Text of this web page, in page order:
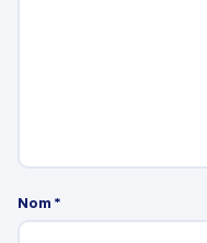
Nom *